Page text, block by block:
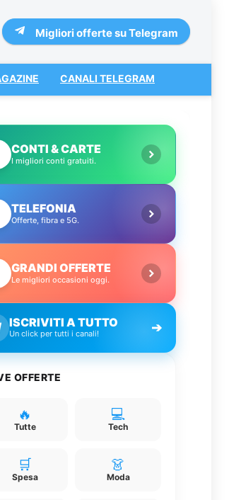
Migliori offerte su Telegram
CANALI TELEGRAM
CONTI & CARTE
I migliori conti gratuiti.
TELEFONIA
Offerte, fibra e 5G.
GRANDI OFFERTE
Le migliori occasioni oggi.
ISCRIVITI A TUTTO
Un click per tutti i canali! ➔
OFFERTE
🔥
Tutte
💻
Tech
🛒
Spesa
👗
Moda